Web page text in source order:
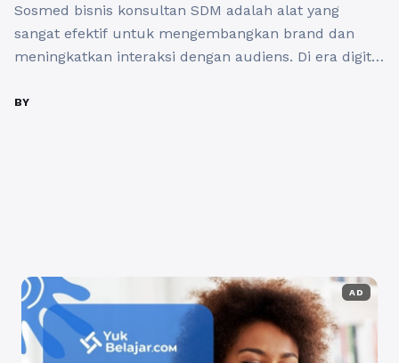
Sosmed bisnis konsultan SDM adalah alat yang
sangat efektif untuk mengembangkan brand dan
meningkatkan interaksi dengan audiens. Di era digital
platform media sosial untuk menjangkau pelanggan
BY
AD